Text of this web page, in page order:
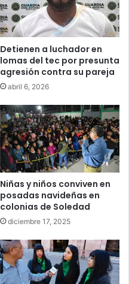
Detienen a luchador en
lomas del tec por presunta
agresión contra su pareja
abril 6, 2026
Niñas y niños conviven en
posadas navideñas en
colonias de Soledad
diciembre 17, 2025